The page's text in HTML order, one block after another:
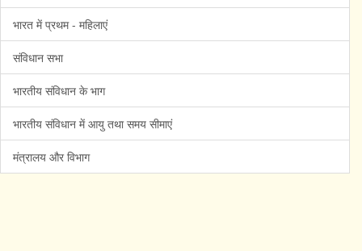
भारत में प्रथम - महिलाएं
संविधान सभा
भारतीय संविधान के भाग
भारतीय संविधान में आयु तथा समय सीमाएं
मंत्रालय और विभाग